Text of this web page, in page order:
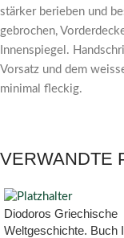
stärker berieben und
gebrochen,
Innenspiegel.
Vorsatz und dem
minimal fleckig.
VERWANDTE
Diodoros Griechische
Weltgeschichte. Buch